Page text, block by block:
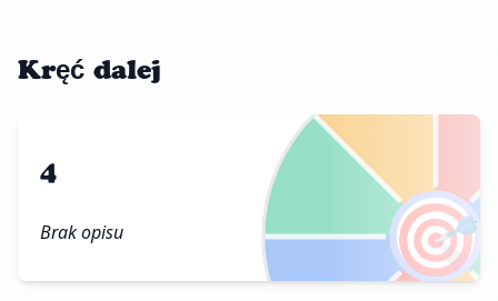
Kręć dalej
🎯
4
Brak opisu